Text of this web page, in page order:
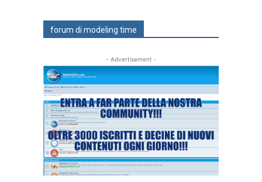
forum di modeling time
- Advertisement -